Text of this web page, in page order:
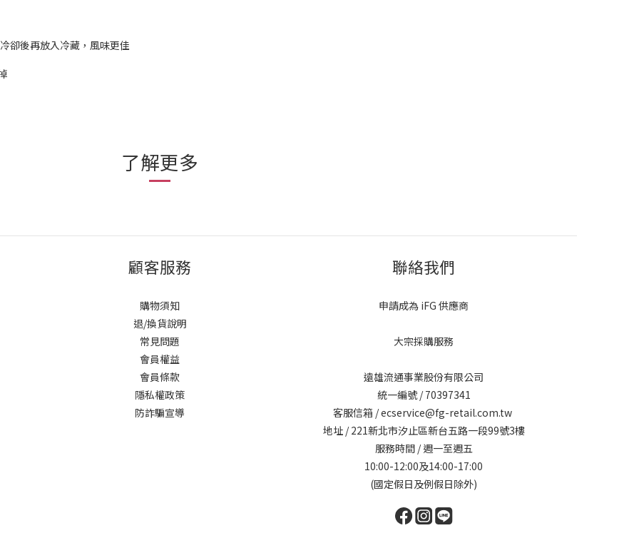
卻後再放入冷藏，風味更佳
了解更多
顧客服務
購物須知
退/換貨說明
常見問題
會員權益
會員條款
隱私權政策
防詐騙宣導
聯絡我們
申請成為 iFG 供應商
大宗採購服務
遠雄流通事業股份有限公司
統一編號 / 70397341
客服信箱 / ecservice@fg-retail.com.tw
地址 / 221新北市汐止區新台五路一段99號3樓
服務時間 / 週一至週五
10:00-12:00及14:00-17:00
(國定假日及例假日除外)